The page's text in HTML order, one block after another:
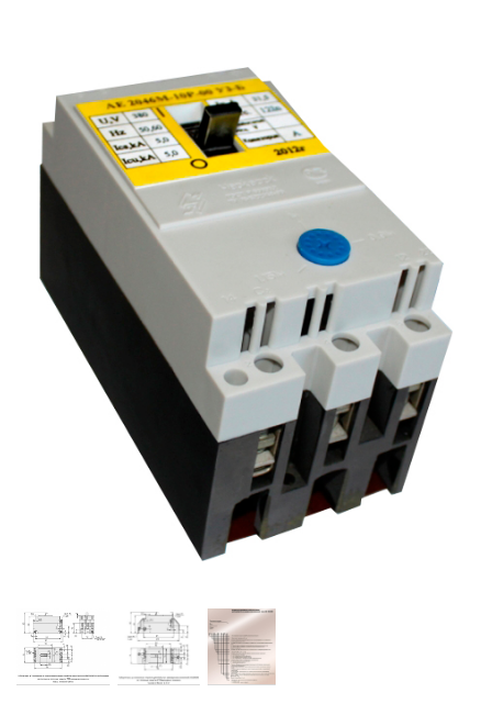
Стремянки с
Стремянки с
опорой
Ширмы
РЗА (шторы)
Штендеры
Щиты
диэлектрические